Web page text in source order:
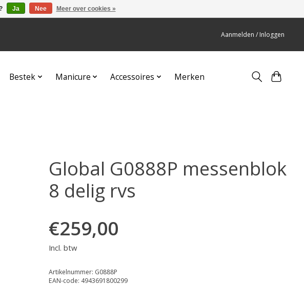
Aanmelden / Inloggen
Bestek Manicure Accessoires Merken
Global G0888P messenblok
8 delig rvs
€259,00
Incl. btw
Artikelnummer: G0888P
EAN-code: 4943691800299
Ja Nee Meer over cookies »